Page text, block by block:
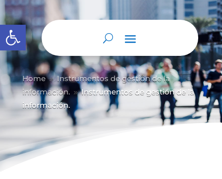
Abrir barra de herramientas
Home 9 Instrumentos de gestión de la
información. 9 Instrumentos de gestión de la
información.